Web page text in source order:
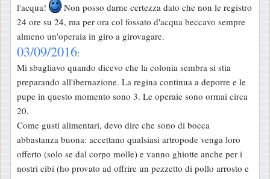
l'acqua!
Non posso darne certezza dato che non le registro
24 ore su 24, ma per ora col fossato d'acqua beccavo sempre
almeno un'operaia in giro a girovagare.
03/09/2016:
Mi sbagliavo quando dicevo che la colonia sembra si stia
preparando all'ibernazione. La regina continua a deporre e le
pupe in questo momento sono 3. Le operaie sono ormai circa
20.
Come gusti alimentari, devo dire che sono di bocca
abbastanza buona: accettano qualsiasi artropode venga loro
offerto (solo se dal corpo molle) e vanno ghiotte anche per i
nostri cibi (ho provato ad offrire un pezzetto di pollo arrosto e